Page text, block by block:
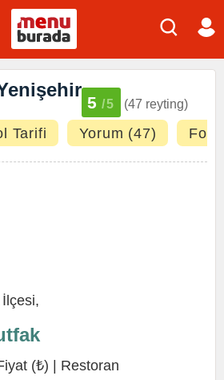
5 /5 (47 reyting)
Tarifi Yorum (47)
,
(₺) | Restoran